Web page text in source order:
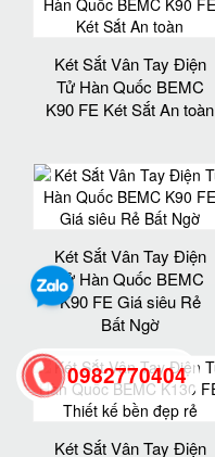
Két Sắt Vân Tay Điện
Tử Hàn Quốc BEMC
K90 FE Két Sắt An toàn
Két Sắt Vân Tay Điện
Tử Hàn Quốc BEMC
K90 FE Giá siêu Rẻ
Bất Ngờ
Két Sắt Vân Tay Điện
0982770404